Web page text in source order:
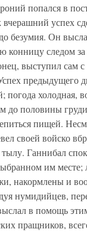
попался в
успех
безумия. Он
конницу следом
выступил сам
предыдущего
погода холодная,
до половины
пищей.
своей войско
Ганнибал
им месте;
накормлены и
нумидийцев,
в помощь
пращников,